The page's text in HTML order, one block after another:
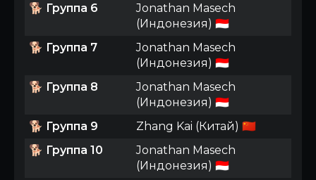
🐕 Группа 6
Jonathan Masech
(Индонезия) 🇮🇩
🐕 Группа 7
Jonathan Masech
(Индонезия) 🇮🇩
🐕 Группа 8
Jonathan Masech
(Индонезия) 🇮🇩
🐕 Группа 9
Zhang Kai (Китай) 🇨🇳
🐕 Группа 10
Jonathan Masech
(Индонезия) 🇮🇩